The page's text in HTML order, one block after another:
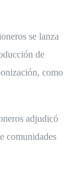
se lanza
de
como
adjudicó
comunidades